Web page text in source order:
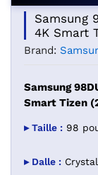
Samsung
4K Smart
Brand:
Samsung
Smart Tizen
▸ Taille : 98
▸ Dalle :